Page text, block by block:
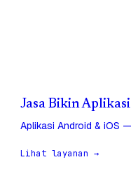
Jasa Bikin
Aplikasi Android & iOS
Lihat layanan →